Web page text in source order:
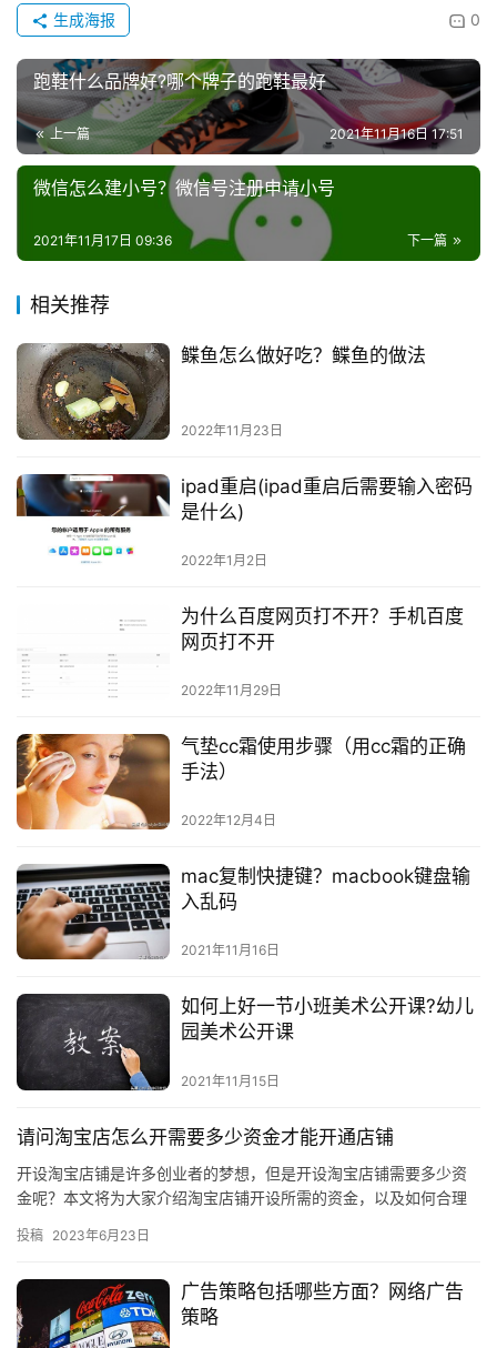
0
生成海报
跑鞋什么品牌好?哪个牌子的跑鞋最好
上一篇 2021年11月16日 17:51
微信怎么建小号？微信号注册申请小号
下一篇
2021年11月17日 09:36
相关推荐
鲽鱼怎么做好吃？鲽鱼的做法
2022年11月23日
ipad重启(ipad重启后需要输入密码
是什么)
2022年1月2日
为什么百度网页打不开？手机百度
网页打不开
2022年11月29日
气垫cc霜使用步骤（用cc霜的正确
手法）
2022年12月4日
mac复制快捷键？macbook键盘输
入乱码
2021年11月16日
如何上好一节小班美术公开课?幼儿
园美术公开课
2021年11月15日
请问淘宝店怎么开需要多少资金才能开通店铺
开设淘宝店铺是许多创业者的梦想，但是开设淘宝店铺需要多少资
金呢？本文将为大家介绍淘宝店铺开设所需的资金，以及如何合理
致预…
投稿 2023年6月23日
广告策略包括哪些方面？网络广告
策略